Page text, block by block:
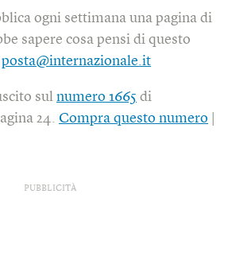
ogni settimana una pagina di
sapere cosa pensi di questo
posta@internazionale.it
sul numero 1665 di
24. Compra questo numero
PUBBLICITÀ